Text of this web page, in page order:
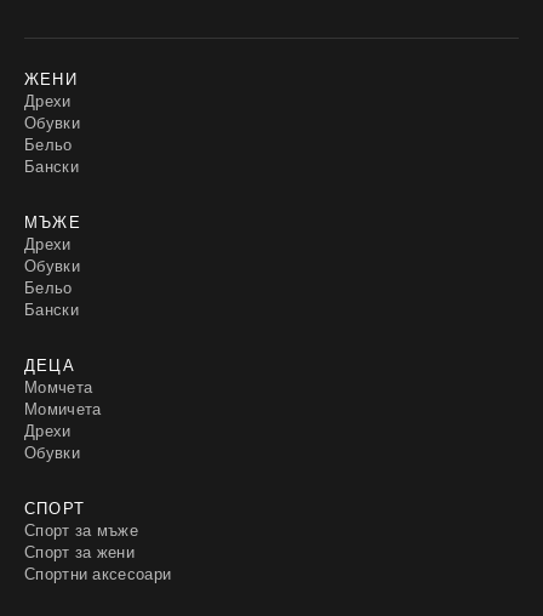
ЖЕНИ
Дрехи
Обувки
Бельо
Бански
МЪЖЕ
Дрехи
Обувки
Бельо
Бански
ДЕЦА
Момчета
Момичета
Дрехи
Обувки
СПОРТ
Спорт за мъже
Спорт за жени
Спортни аксесоари